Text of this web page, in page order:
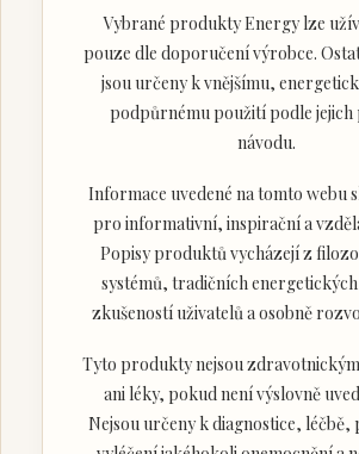
Vybrané produkty Energy lze
pouze dle doporučení výrobce.
jsou určeny k vnějšímu,
podpůrnému použití podle jejich
návodu.
Informace uvedené na tomto webu
pro informativní, inspirační a
Popisy produktů vycházejí z
systémů, tradičních
zkušeností uživatelů a osobně
Tyto produkty nejsou
ani léky, pokud není výslovně
Nejsou určeny k diagnostice, léčbě,